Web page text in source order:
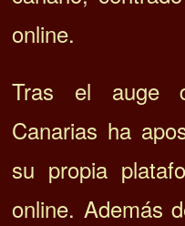
online.
Tras el auge
Canarias ha
su propia
online. Además